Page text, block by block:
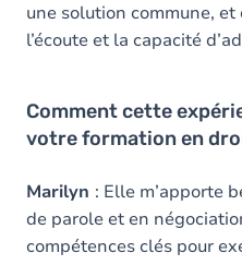
une solution commune,
l’écoute et la capacité
Comment cette
votre formation en
Marilyn : Elle m’apporte
de parole et en
compétences clés pour